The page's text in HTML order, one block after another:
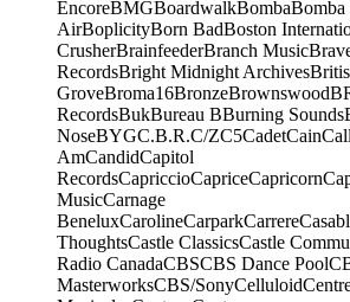
EncoreBMGBoardwalkBomba
AirBoplicityBorn BadBoston
CrusherBrainfeederBranch Music
RecordsBright Midnight Archives
GroveBroma16BronzeBrownswood
RecordsBukBureau BBurning Sounds
NoseBYGC.B.R.C/ZC5CadetCain
AmCandidCapitol
RecordsCapriccioCapriceCapricorn
MusicCarnage
BeneluxCarolineCarparkCarrere
ThoughtsCastle ClassicsCastle
Radio CanadaCBSCBS Dance Pool
MasterworksCBS/SonyCelluloid